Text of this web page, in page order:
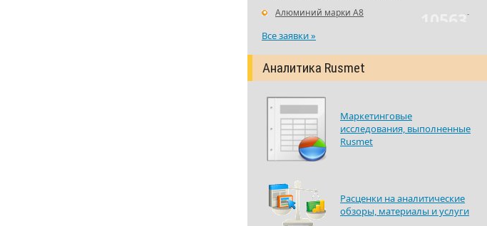
-
Алюминий марки А8
Все заявки »
Аналитика Rusmet
Маркетинговые
исследования, выполненные
Rusmet
Расценки на аналитические
обзоры, материалы и услуги